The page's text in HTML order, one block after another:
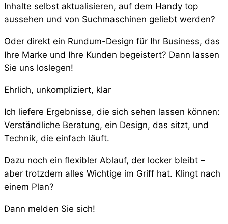
Inhalte selbst aktualisieren, auf dem Handy top
aussehen und von Suchmaschinen geliebt werden?
Oder direkt ein Rundum-Design für Ihr Business, das
Ihre Marke und Ihre Kunden begeistert? Dann lassen
Sie uns loslegen!
Ehrlich, unkompliziert, klar
Ich liefere Ergebnisse, die sich sehen lassen können:
Verständliche Beratung, ein Design, das sitzt, und
Technik, die einfach läuft.
Dazu noch ein flexibler Ablauf, der locker bleibt –
aber trotzdem alles Wichtige im Griff hat. Klingt nach
einem Plan?
Dann melden Sie sich!